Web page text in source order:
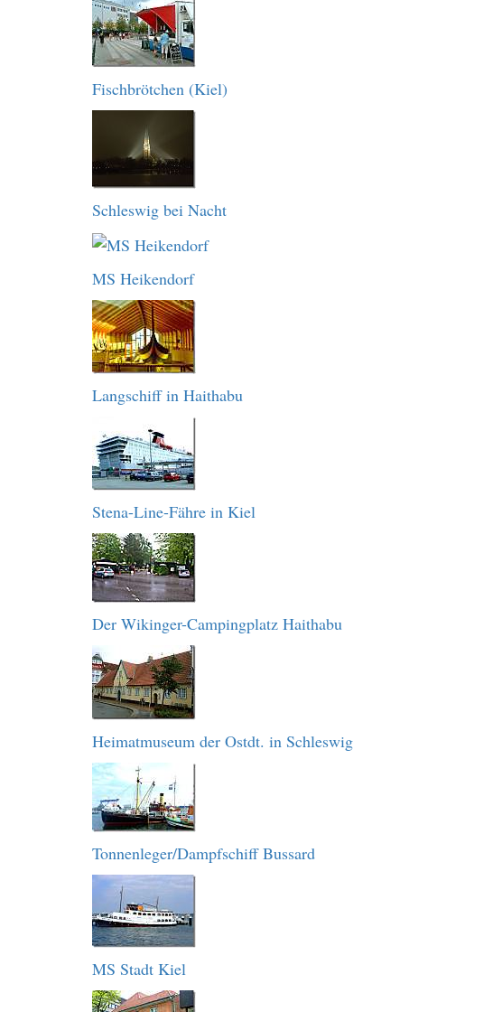
Fischbrötchen (Kiel)
Schleswig bei Nacht
MS Heikendorf
Langschiff in Haithabu
Stena-Line-Fähre in Kiel
Der Wikinger-Campingplatz Haithabu
Heimatmuseum der Ostdt. in Schleswig
Tonnenleger/Dampfschiff Bussard
MS Stadt Kiel